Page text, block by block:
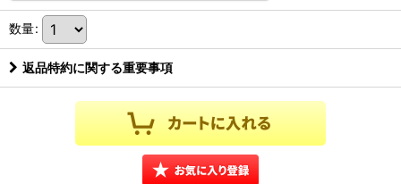
数量:
返品特約に関する重要事項